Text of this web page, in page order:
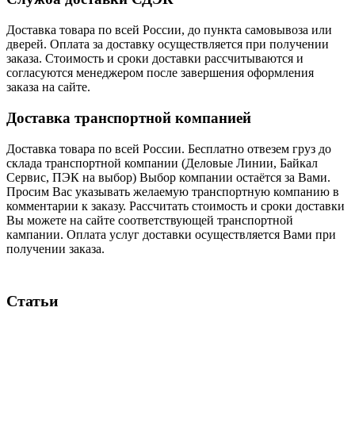
Доставка товара по всей России, до пункта самовывоза или
дверей. Оплата за доставку осуществляется при получении
заказа. Стоимость и сроки доставки рассчитываются и
согласуются менеджером после завершения оформления
заказа на сайте.
Доставка транспортной компанией
Доставка товара по всей России. Бесплатно отвезем груз до
склада транспортной компании (Деловые Линии, Байкал
Сервис, ПЭК на выбор) Выбор компании остаётся за Вами.
Просим Вас указывать желаемую транспортную компанию в
комментарии к заказу. Рассчитать стоимость и сроки доставки
Вы можете на сайте соответствующей транспортной
кампании. Оплата услуг доставки осуществляется Вами при
получении заказа.
Статьи